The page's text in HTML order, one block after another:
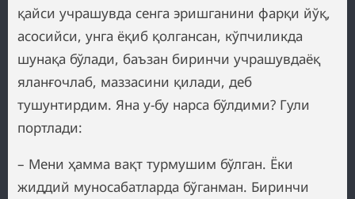
қайси учрашувда сенга эришганини фарқи йўқ,
асосийси, унга ёқиб қолгансан, кўпчиликда
шунақа бўлади, баъзан биринчи учрашувдаёқ
яланғочлаб, маззасини қилади, деб
тушунтирдим. Яна у-бу нарса бўлдими? Гули
портлади:
– Мени ҳамма вақт турмушим бўлган. Ёки
жиддий муносабатларда бўганман. Биринчи